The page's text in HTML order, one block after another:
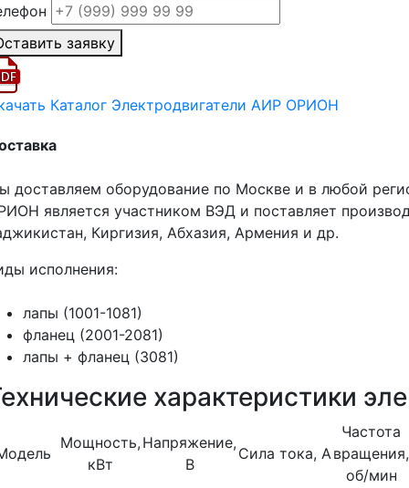
заявку
Каталог Электродвигатели АИР ОРИОН
доставляем оборудование по Москве и в любой
является участником ВЭД и поставляет
Киргизия, Абхазия, Армения и др.
исполнения:
лапы (1001-1081)
фланец (2001-2081)
лапы + фланец (3081)
характеристики
Мощность,
кВт
Напряжение,
В
Сила тока, А
Частота
вращения,
об/мин